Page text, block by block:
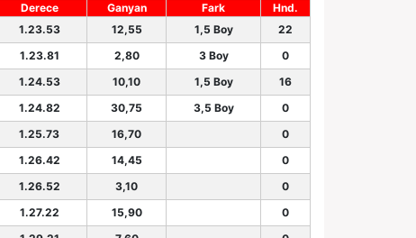
Derece Ganyan Fark
Hnd.
1.23.53 12,55 1,5 Boy
22
1.23.81 2,80 3 Boy
0
1.24.53 10,10 1,5 Boy
16
1.24.82 30,75 3,5 Boy
0
1.25.73 16,70
0
1.26.42 14,45
0
1.26.52 3,10
0
1.27.22 15,90
0